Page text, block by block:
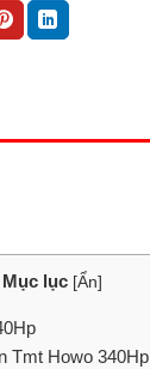
Mục lục [Ẩn]
Tmt Howo 340Hp